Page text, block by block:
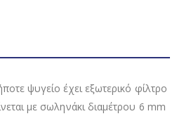
ψυγείο έχει εξωτερικό φίλτρο
με σωληνάκι διαμέτρου 6 mm